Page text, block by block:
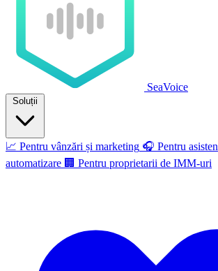
SeaVoice
Soluții
📈 Pentru vânzări și marketing 🎧 Pentru
automatizare 🏢 Pentru proprietarii de IMM-uri